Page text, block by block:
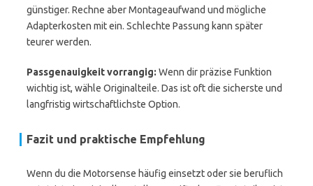
günstiger. Rechne aber Montageaufwand und mögliche
Adapterkosten mit ein. Schlechte Passung kann später
teurer werden.
Passgenauigkeit vorrangig: Wenn dir präzise Funktion
wichtig ist, wähle Originalteile. Das ist oft die sicherste und
langfristig wirtschaftlichste Option.
Fazit und praktische Empfehlung
Wenn du die Motorsense häufig einsetzt oder sie beruflich